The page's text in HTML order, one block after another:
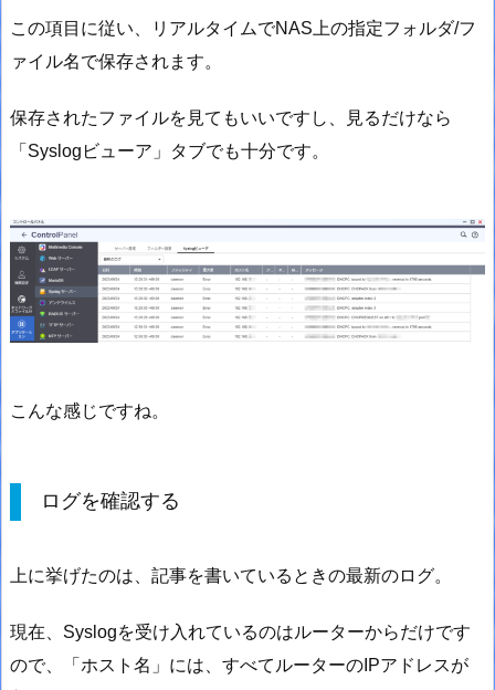
この項目に従い、リアルタイムでNAS上の指定フォルダ/フ
ァイル名で保存されます。
保存されたファイルを見てもいいですし、見るだけなら
「Syslogビューア」タブでも十分です。
こんな感じですね。
ログを確認する
上に挙げたのは、記事を書いているときの最新のログ。
現在、Syslogを受け入れているのはルーターからだけです
ので、「ホスト名」には、すべてルーターのIPアドレスが